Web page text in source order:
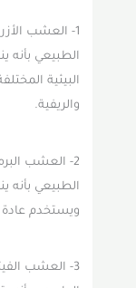
1- العشب
الطبيعي بأنه
البيئية
والريفية.
2- العشب
الطبيعي بأنه
ويستخدم عادة
3- العشب